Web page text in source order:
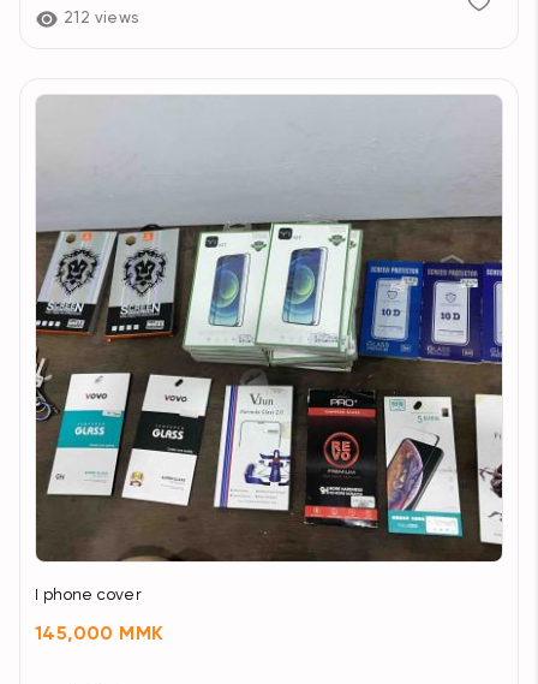
212 views
I phone cover
145,000 MMK